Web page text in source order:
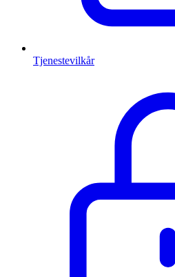
Tjenestevilkår